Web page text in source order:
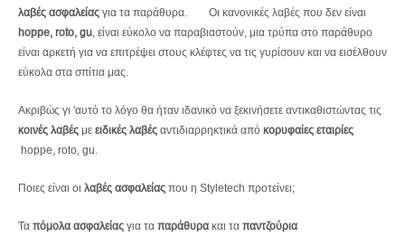
λαβές ασφαλείας για τα παράθυρα. Οι κανονικές λαβές που δεν είναι
hoppe, roto, gu , είναι εύκολο να παραβιαστούν, μια τρύπα στο παράθυρο
είναι αρκετή για να επιτρέψει στους κλέφτες να τις γυρίσουν και να εισέλθουν
εύκολα στα σπίτια μας.
Ακριβώς γι 'αυτό το λόγο θα ήταν ιδανικό να ξεκινήσετε αντικαθιστώντας τις
κοινές λαβές με ειδικές λαβές αντιδιαρρηκτικά από κορυφαίες εταιρίες
hoppe, roto, gu.
Ποιες είναι οι λαβές ασφαλείας που η Styletech προτείνει;
Τα πόμολα ασφαλείας για τα παράθυρα και τα παντζούρια